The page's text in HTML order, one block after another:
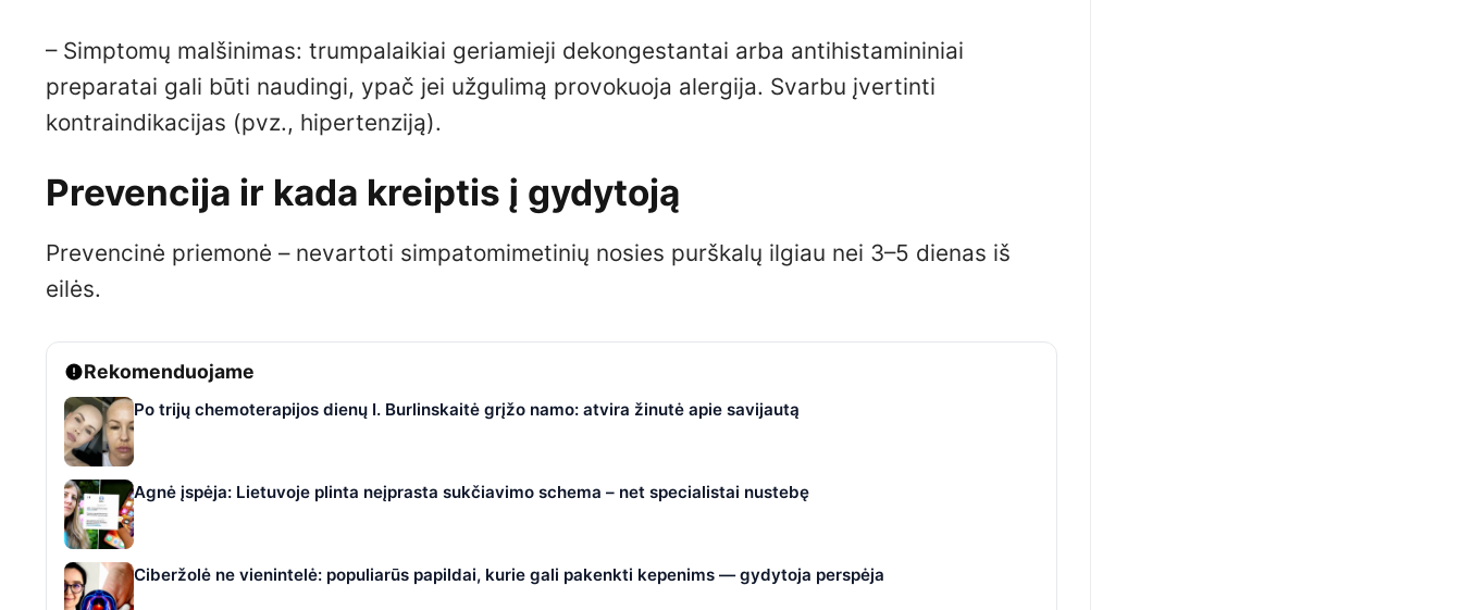
– Simptomų malšinimas: trumpalaikiai geriamieji dekongestantai arba antihistamininiai
preparatai gali būti naudingi, ypač jei užgulimą provokuoja alergija. Svarbu įvertinti
kontraindikacijas (pvz., hipertenziją).
Prevencija ir kada kreiptis į gydytoją
Prevencinė priemonė – nevartoti simpatomimetinių nosies purškalų ilgiau nei 3–5 dienas iš
eilės.
Rekomenduojame
Po trijų chemoterapijos dienų I. Burlinskaitė grįžo namo: atvira žinutė apie savijautą
Agnė įspėja: Lietuvoje plinta neįprasta sukčiavimo schema – net specialistai nustebę
Ciberžolė ne vienintelė: populiarūs papildai, kurie gali pakenkti kepenims — gydytoja perspėja